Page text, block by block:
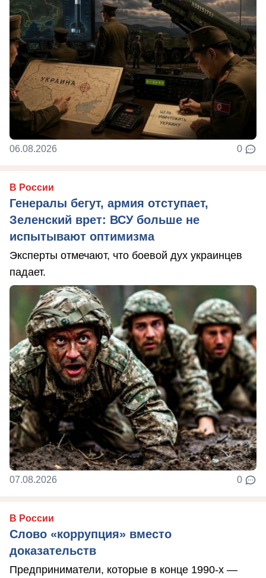
06.08.2026 0
В России
Генералы бегут, армия отступает,
Зеленский врет: ВСУ больше не
испытывают оптимизма
Эксперты отмечают, что боевой дух украинцев
падает.
07.08.2026 0
В России
Слово «коррупция» вместо
доказательств
Предприниматели, которые в конце 1990-х —